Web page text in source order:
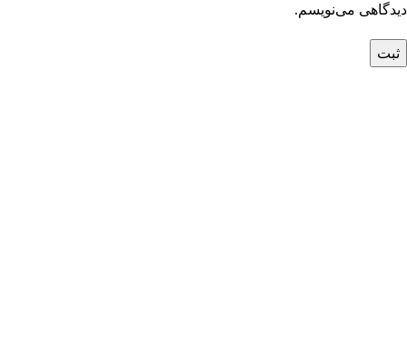
دیدگاهی می‌نویسم.